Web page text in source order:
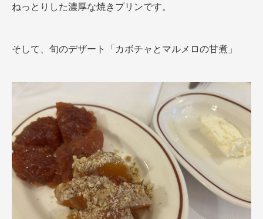
ねっとりした濃厚な焼きプリンです。
そして、旬のデザート「カボチャとマルメロの甘煮」